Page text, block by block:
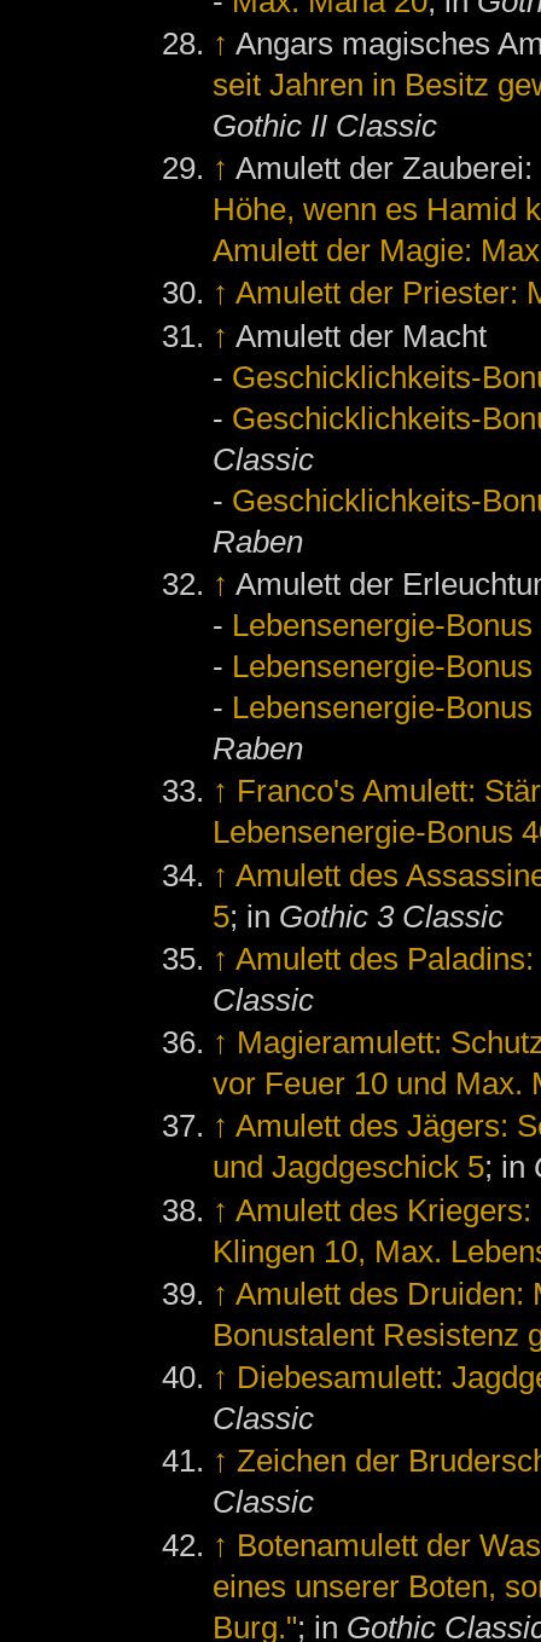
↑ Angars magisches
seit Jahren in Besitz
Gothic II Classic
↑ Amulett der Zauberei:
Höhe, wenn es Hamid
Amulett der Magie:
↑ Amulett der Priester:
↑ Amulett der Macht
- Geschicklichkeits-
- Geschicklichkeits-
Classic
- Geschicklichkeits-
Raben
↑ Amulett der
- Lebensenergie-
- Lebensenergie-
- Lebensenergie-
Raben
↑ Franco's Amulett:
Lebensenergie-Bonus
↑ Amulett des
5; in Gothic 3 Classic
↑ Amulett des
Classic
↑ Magieramulett:
vor Feuer 10 und Max.
↑ Amulett des Jägers:
und Jagdgeschick 5; in
↑ Amulett des
Klingen 10, Max.
↑ Amulett des Druiden:
Bonustalent Resistenz
↑ Diebesamulett:
Classic
↑ Zeichen der
Classic
↑ Botenamulett der
eines unserer Boten,
Burg."; in Gothic